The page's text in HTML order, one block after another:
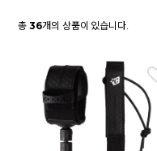
총36개의 상품이 있습니다.